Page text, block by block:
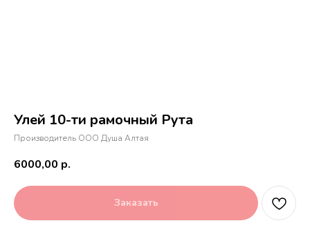
Улей 10-ти рамочный Рута
Производитель ООО Душа Алтая
6000,00 р.
Заказать